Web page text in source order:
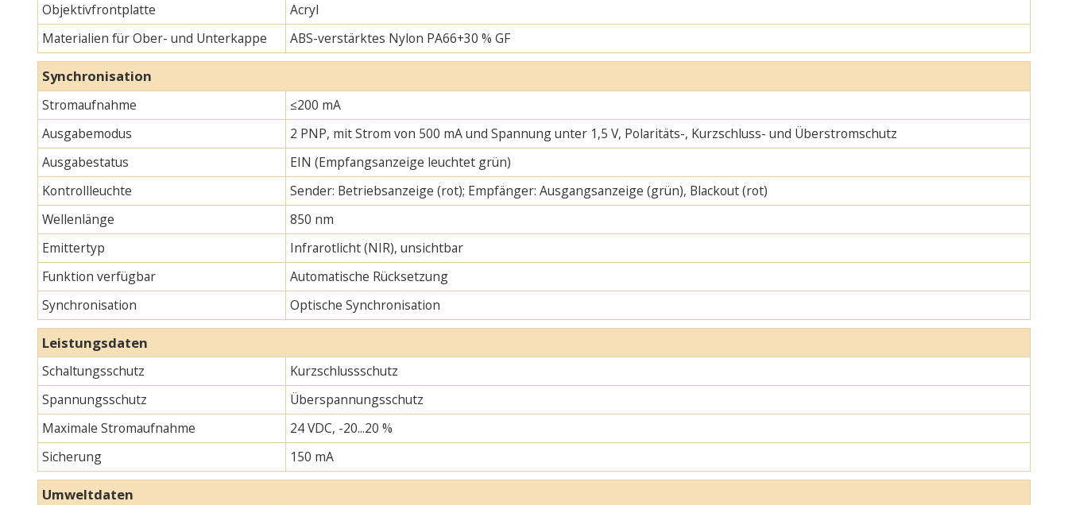
Objektivfrontplatte
Acryl
Materialien für Ober- und Unterkappe
ABS-verstärktes Nylon PA66+30 % GF
Synchronisation
Stromaufnahme
≤200 mA
Ausgabemodus
2 PNP, mit Strom von 500 mA und Spannung unter 1,5 V, Polaritäts-, Kurzschluss- und Überstromschutz
Ausgabestatus
EIN (Empfangsanzeige leuchtet grün)
Kontrollleuchte
Sender: Betriebsanzeige (rot); Empfänger: Ausgangsanzeige (grün), Blackout (rot)
Wellenlänge
850 nm
Emittertyp
Infrarotlicht (NIR), unsichtbar
Funktion verfügbar
Automatische Rücksetzung
Synchronisation
Optische Synchronisation
Leistungsdaten
Schaltungsschutz
Kurzschlussschutz
Spannungsschutz
Überspannungsschutz
Maximale Stromaufnahme
24 VDC, -20...20 %
Sicherung
150 mA
Umweltdaten